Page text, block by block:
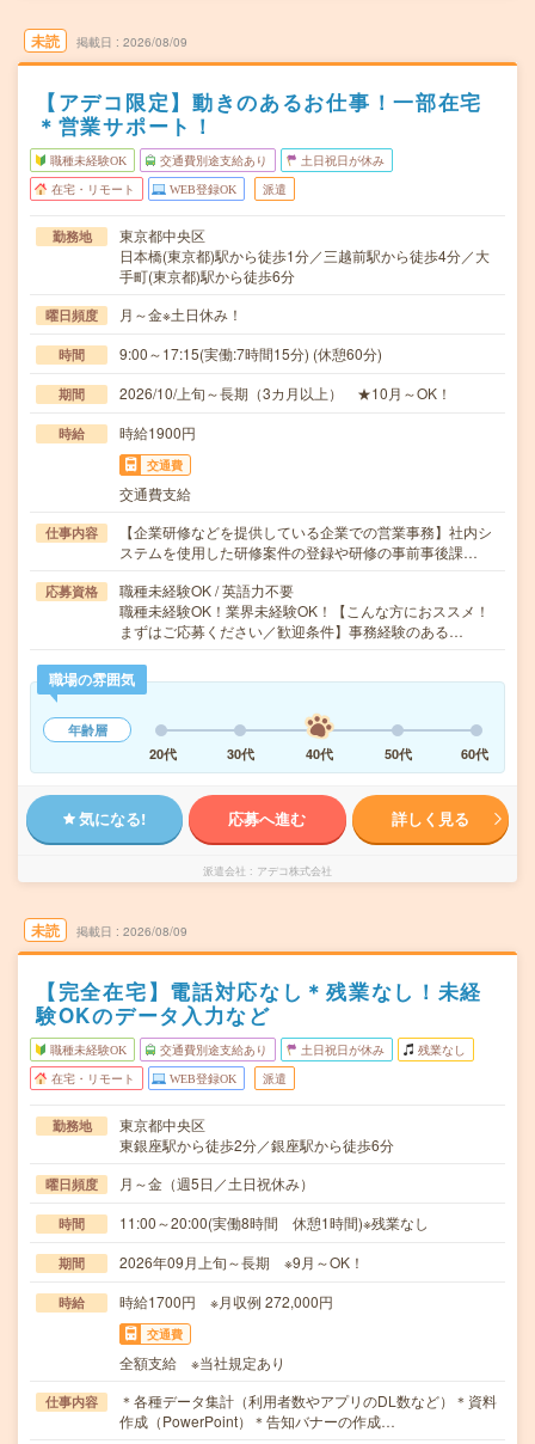
未読 掲載日 2026/08/09
【アデコ限定】動きのあるお仕事！一部在宅
＊営業サポート！
職種未経験OK 交通費別途支給あり 土日祝日が休み
在宅・リモート WEB登録OK 派遣
勤務地
東京都中央区
日本橋(東京都)駅から徒歩1分／三越前駅から徒歩4分／大
手町(東京都)駅から徒歩6分
曜日頻度 月～金※土日休み！
時間 9:00～17:15(実働:7時間15分) (休憩60分)
期間 2026/10/上旬～長期（3カ月以上） ★10月～OK！
時給 時給1900円
交通費
交通費支給
仕事内容
【企業研修などを提供している企業での営業事務】社内シ
ステムを使用した研修案件の登録や研修の事前事後課…
応募資格
職種未経験OK / 英語力不要
職種未経験OK！業界未経験OK！【こんな方におススメ！
まずはご応募ください／歓迎条件】事務経験のある…
職場の雰囲気
年齢層
20代
30代 40代 50代 60代
気になる! 応募へ進む 詳しく見る
派遣会社 アデコ株式会社
未読 掲載日 2026/08/09
【完全在宅】電話対応なし＊残業なし！未経
験OKのデータ入力など
職種未経験OK 交通費別途支給あり 土日祝日が休み 残業なし
在宅・リモート WEB登録OK 派遣
勤務地
東京都中央区
東銀座駅から徒歩2分／銀座駅から徒歩6分
曜日頻度 月～金（週5日／土日祝休み）
時間 11:00～20:00(実働8時間 休憩1時間)※残業なし
期間 2026年09月上旬～長期 ※9月～OK！
時給 時給1700円 ※月収例 272,000円
交通費
全額支給 ※当社規定あり
仕事内容
＊各種データ集計（利用者数やアプリのDL数など）＊資料
作成（PowerPoint）＊告知バナーの作成…